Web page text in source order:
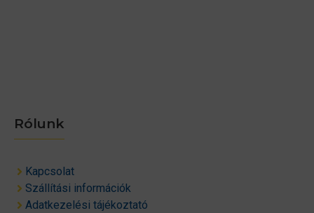
Rólunk
Kapcsolat
Szállítási információk
Adatkezelési tájékoztató